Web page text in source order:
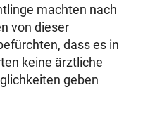
machten nach
von dieser
dass es in
keine ärztliche
geben